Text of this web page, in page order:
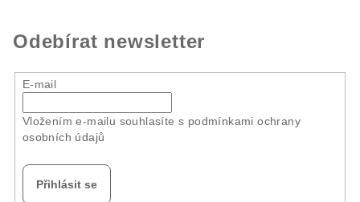
Odebírat newsletter
E-mail
Vložením e-mailu souhlasíte s podmínkami ochrany
osobních údajů
Přihlásit se